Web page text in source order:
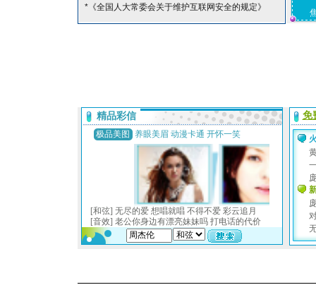
*《全国人大常委会关于维护互联网安全的规定》